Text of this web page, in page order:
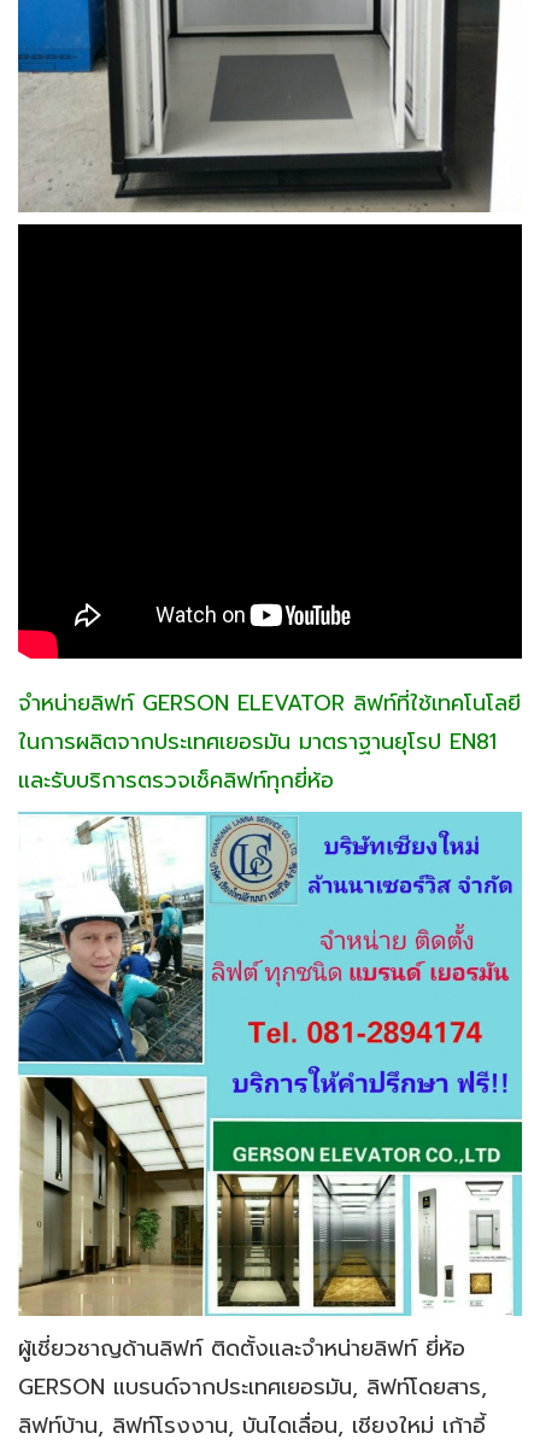
จำหน่ายลิฟท์ GERSON ELEVATOR ลิฟท์ที่ใช้เทคโนโลยี
ในการผลิตจากประเทศเยอรมัน มาตราฐานยุโรป EN81
และรับบริการตรวจเช็คลิฟท์ทุกยี่ห้อ
ผู้เชี่ยวชาญด้านลิฟท์ ติดตั้งและจำหน่ายลิฟท์ ยี่ห้อ
GERSON แบรนด์จากประเทศเยอรมัน, ลิฟท์โดยสาร,
ลิฟท์บ้าน, ลิฟท์โรงงาน, บันไดเลื่อน, เชียงใหม่ เก้าอี้